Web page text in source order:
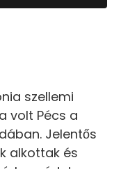
szellemi
volt Pécs a
Jelentős
alkottak és